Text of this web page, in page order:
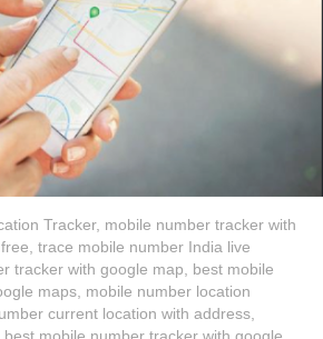
Tracker, mobile number tracker with
trace mobile number India live
tracker with google map, best mobile
maps, mobile number location
current location with address,